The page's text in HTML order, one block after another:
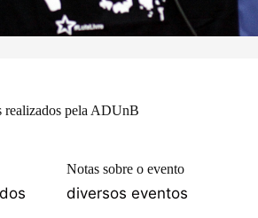
realizados pela ADUnB
Notas sobre o evento
diversos eventos